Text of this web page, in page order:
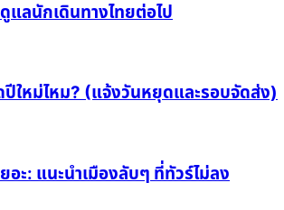
ลนักเดินทางไทยต่อไป
ใหม่ไหม? (แจ้งวันหยุดและรอบจัดส่ง)
อะ: แนะนำเมืองลับๆ ที่ทัวร์ไม่ลง